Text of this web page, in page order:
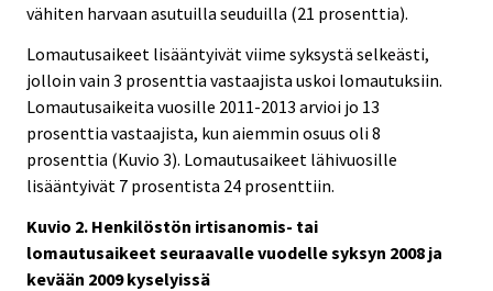
vähiten harvaan asutuilla seuduilla (21 prosenttia).
Lomautusaikeet lisääntyivät viime syksystä selkeästi,
jolloin vain 3 prosenttia vastaajista uskoi lomautuksiin.
Lomautusaikeita vuosille 2011-2013 arvioi jo 13
prosenttia vastaajista, kun aiemmin osuus oli 8
prosenttia (Kuvio 3). Lomautusaikeet lähivuosille
lisääntyivät 7 prosentista 24 prosenttiin.
Kuvio 2. Henkilöstön irtisanomis- tai
lomautusaikeet seuraavalle vuodelle syksyn 2008 ja
kevään 2009 kyselyissä